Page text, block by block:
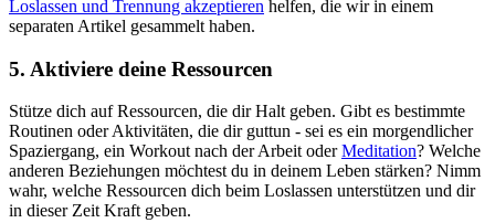
Loslassen und Trennung akzeptieren helfen, die wir in einem
separaten Artikel gesammelt haben.
5. Aktiviere deine Ressourcen
Stütze dich auf Ressourcen, die dir Halt geben. Gibt es bestimmte
Routinen oder Aktivitäten, die dir guttun - sei es ein morgendlicher
Spaziergang, ein Workout nach der Arbeit oderMeditation? Welche
anderen Beziehungen möchtest du in deinem Leben stärken? Nimm
wahr, welche Ressourcen dich beim Loslassen unterstützen und dir
in dieser Zeit Kraft geben.